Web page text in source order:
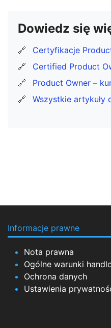
Dowiedz się
🔗
Certyfikacje
🔗
Certified Product
🔗
Product Owner –
🔗
Wszystkie artykuły
Informacje prawne
Nota prawna
Ogólne warunki
Ochrona danych
Ustawienia